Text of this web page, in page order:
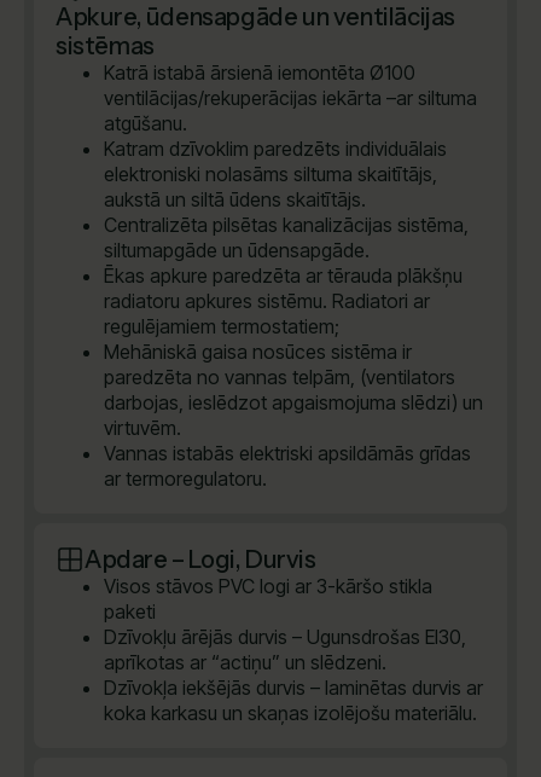
Apkure, ūdensapgāde un ventilācijas
sistēmas
Katrā istabā ārsienā iemontēta Ø100
ventilācijas/rekuperācijas iekārta –ar siltuma
atgūšanu.
Katram dzīvoklim paredzēts individuālais
elektroniski nolasāms siltuma skaitītājs,
aukstā un siltā ūdens skaitītājs.
Centralizēta pilsētas kanalizācijas sistēma,
siltumapgāde un ūdensapgāde.
Ēkas apkure paredzēta ar tērauda plākšņu
radiatoru apkures sistēmu. Radiatori ar
regulējamiem termostatiem;
Mehāniskā gaisa nosūces sistēma ir
paredzēta no vannas telpām, (ventilators
darbojas, ieslēdzot apgaismojuma slēdzi) un
virtuvēm.
Vannas istabās elektriski apsildāmās grīdas
ar termoregulatoru.
Apdare – Logi, Durvis
Visos stāvos PVC logi ar 3-kāršo stikla
paketi
Dzīvokļu ārējās durvis – Ugunsdrošas EI30,
aprīkotas ar “actiņu” un slēdzeni.
Dzīvokļa iekšējās durvis – laminētas durvis ar
koka karkasu un skaņas izolējošu materiālu.